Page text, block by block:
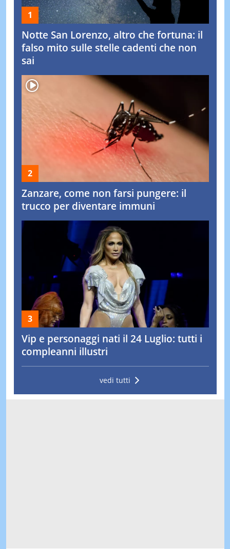
Notte San Lorenzo, altro che fortuna: il
falso mito sulle stelle cadenti che non
sai
Zanzare, come non farsi pungere: il
trucco per diventare immuni
Vip e personaggi nati il 24 Luglio: tutti i
compleanni illustri
vedi tutti